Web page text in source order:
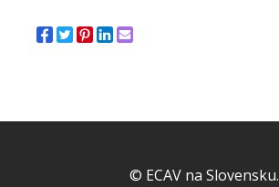
© ECAV na Slovensku.